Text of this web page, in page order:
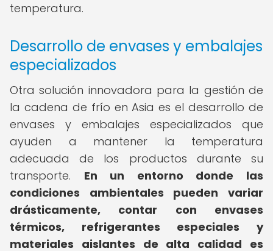
temperatura.
Desarrollo de envases y embalajes
especializados
Otra solución innovadora para la gestión de
la cadena de frío en Asia es el desarrollo de
envases y embalajes especializados que
ayuden a mantener la temperatura
adecuada de los productos durante su
transporte. En un entorno donde las
condiciones ambientales pueden variar
drásticamente, contar con envases
térmicos, refrigerantes especiales y
materiales aislantes de alta calidad es